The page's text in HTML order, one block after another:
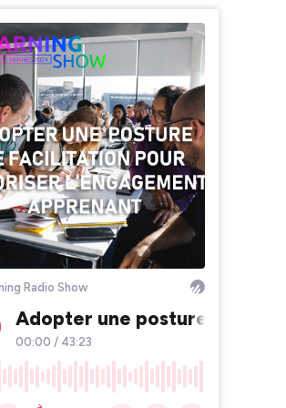
Radio Show
Adopter une posture de
00:00 / 43:23